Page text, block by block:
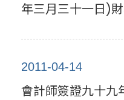
年三月三十一日)
2011-04-14
會計師簽證九十